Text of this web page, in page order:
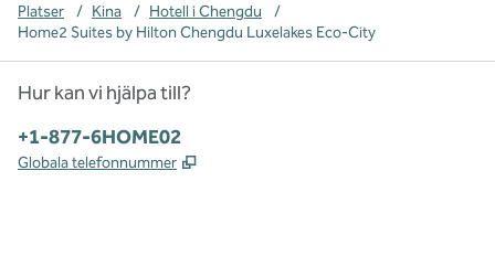
Platser / Kina / Hotell i Chengdu
/
Home2 Suites by Hilton Chengdu Luxelakes Eco-City
Hur kan vi hjälpa till?
Telefon:
+1-877-6HOME02
Globala telefonnummer ,